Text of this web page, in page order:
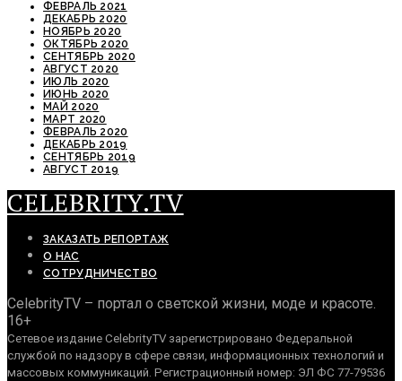
ФЕВРАЛЬ 2021
ДЕКАБРЬ 2020
НОЯБРЬ 2020
ОКТЯБРЬ 2020
СЕНТЯБРЬ 2020
АВГУСТ 2020
ИЮЛЬ 2020
ИЮНЬ 2020
МАЙ 2020
МАРТ 2020
ФЕВРАЛЬ 2020
ДЕКАБРЬ 2019
СЕНТЯБРЬ 2019
АВГУСТ 2019
CELEBRITY.TV
ЗАКАЗАТЬ РЕПОРТАЖ
О НАС
СОТРУДНИЧЕСТВО
CelebrityTV – портал о светской жизни, моде и красоте.
16+
Сетевое издание CelebrityTV зарегистрировано Федеральной
службой по надзору в сфере связи, информационных технологий и
массовых коммуникаций. Регистрационный номер: ЭЛ ФС 77-79536